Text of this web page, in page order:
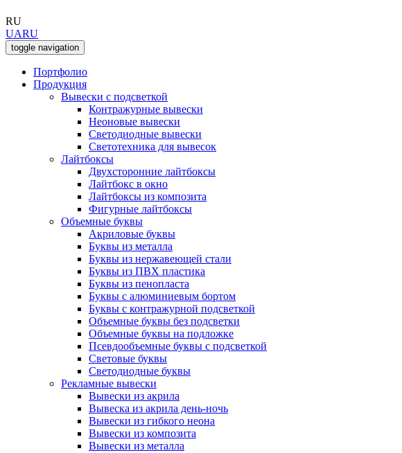
RU
UARU
toggle navigation
Портфолио
Продукция
Вывески с подсветкой
Контражурные вывески
Неоновые вывески
Светодиодные вывески
Светотехника для вывесок
Лайтбоксы
Двухсторонние лайтбоксы
Лайтбокс в окно
Лайтбоксы из композита
Фигурные лайтбоксы
Объемные буквы
Акриловые буквы
Буквы из металла
Буквы из нержавеющей стали
Буквы из ПВХ пластика
Буквы из пенопласта
Буквы с алюминиевым бортом
Буквы с контражурной подсветкой
Объемные буквы без подсветки
Объемные буквы на подложке
Псевдообъемные буквы с подсветкой
Световые буквы
Светодиодные буквы
Рекламные вывески
Вывески из акрила
Вывеска из акрила день-ночь
Вывески из гибкого неона
Вывески из композита
Вывески из металла